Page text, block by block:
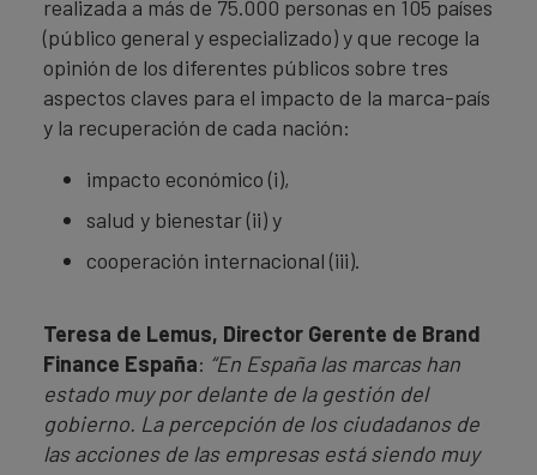
realizada a más de 75.000 personas en 105 países
(público general y especializado) y que recoge la
opinión de los diferentes públicos sobre tres
aspectos claves para el impacto de la marca-país
y la recuperación de cada nación:
impacto económico (i),
salud y bienestar (ii) y
cooperación internacional (iii).
Teresa de Lemus, Director Gerente de Brand
Finance España: “En España las marcas han
estado muy por delante de la gestión del
gobierno. La percepción de los ciudadanos de
las acciones de las empresas está siendo muy